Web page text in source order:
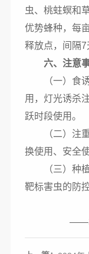
虫、桃蛀螟和
优势蜂种，每
释放点，间隔7
六、注意
（一）食诱
用，灯光诱杀
跃时段使用。
（二）注重
换使用、安全使
（三）种植
靶标害虫的防控
——